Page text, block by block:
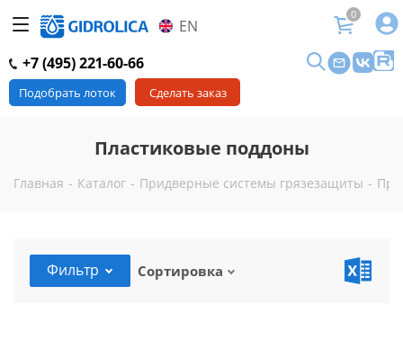
EN
0
+7 (495) 221-60-66
Подобрать лоток Сделать заказ
Пластиковые поддоны
Главная - Каталог - Придверные системы грязезащиты -
Фильтр Сортировка